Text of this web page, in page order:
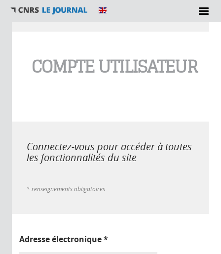
COMPTE UTILISATEUR
Connectez-vous pour accéder à toutes
les fonctionnalités du site
* renseignements obligatoires
Adresse électronique*